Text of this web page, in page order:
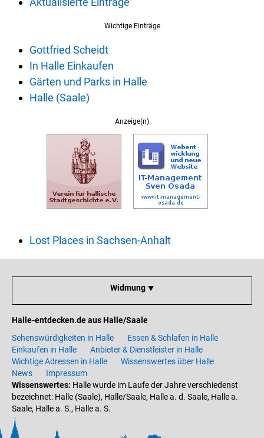
Wichtige Einträge
Gottfried Scheidt
In Halle Einkaufen
Gärten und Parks in Halle
Halle (Saale)
Anzeige(n)
Lost Places in Sachsen-Anhalt
Widmung ⯆
Halle-entdecken.de aus Halle/Saale
Sehenswürdigkeiten in Halle
Essen & Schlafen in Halle
Einkaufen in Halle
Anbieter & Dienstleister in Halle
Wichtige Adressen in Halle
Wissenswertes über Halle
News
Impressum
Wissenswertes: Halle wurde im Laufe der Jahre verschiedenst
bezeichnet: Halle (Saale), Halle/Saale, Halle a. d. Saale, Halle a.
Saale, Halle a. S., Halle a. S.